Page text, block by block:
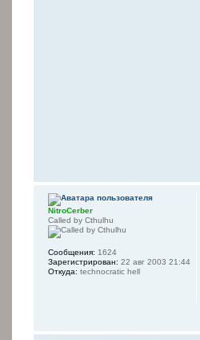
NitroCerber
Called by Cthulhu
Сообщения: 1624
Зарегистрирован: 22 авг 2003 21:44
Откуда: technocratic hell